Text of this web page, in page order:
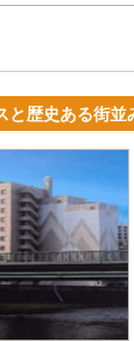
と歴史ある街